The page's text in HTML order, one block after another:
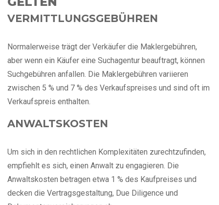
VERMITTLUNGSGEBÜHREN
Normalerweise trägt der Verkäufer die Maklergebühren,
aber wenn ein Käufer eine Suchagentur beauftragt, können
Suchgebühren anfallen. Die Maklergebühren variieren
zwischen 5 % und 7 % des Verkaufspreises und sind oft im
Verkaufspreis enthalten.
ANWALTSKOSTEN
Um sich in den rechtlichen Komplexitäten zurechtzufinden,
empfiehlt es sich, einen Anwalt zu engagieren. Die
Anwaltskosten betragen etwa 1 % des Kaufpreises und
decken die Vertragsgestaltung, Due Diligence und